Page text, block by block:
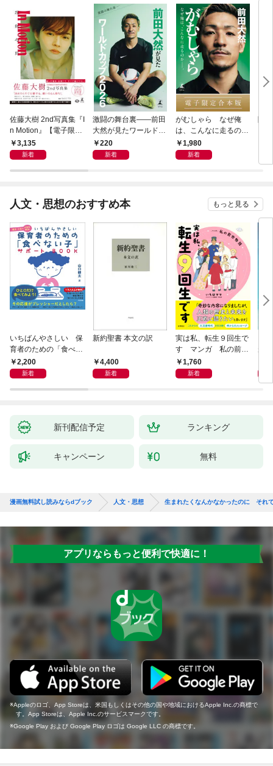
佐藤大樹 2nd写真集『I
n Motion』【電子限定
動画特典付き】
3,135
新着
激闘の舞台裏――前田
大然が見たワールドカ
ップ2026
220
新着
がむしゃら なぜ俺
は、こんなに走るのか
——。【電子限定合本
版】
1,980
新着
人文・思想のおすすめ本 もっと見る
いちばんやさしい 保
育者のための「食べな
い子」サポートＢＯＯ
Ｋ 偏食・少食のお悩
2,200
新着
新約聖書 本文の訳
4,400
新着
実は私、転生９回生で
す マンガ 私の前世
物語1,760
新着
が
新刊配信予定 ランキング
キャンペーン 無料
漫画無料試し読みならdブック 人文・思想 生まれたくなんかなかったのに それ
アプリならもっと便利で快適に！
Appleのロゴ、App Storeは、米国もしくはその他の国や地域におけるApple Inc.の商標で
す。App Storeは、Apple Inc.のサービスマークです。
Google Play および Google Play ロゴは Google LLC の商標です。